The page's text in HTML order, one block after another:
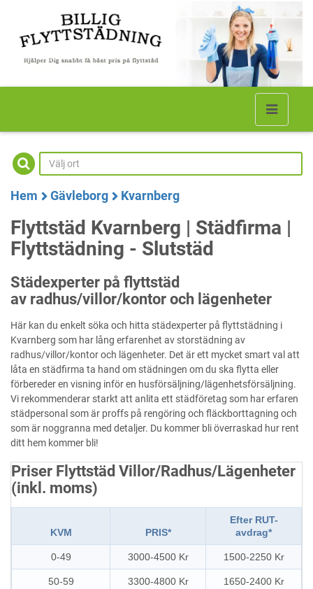
Hem Gävleborg Kvarnberg
Flyttstäd Kvarnberg | Städfirma |
Flyttstädning - Slutstäd
Städexperter på flyttstäd
av radhus/villor/kontor och lägenheter
Här kan du enkelt söka och hitta städexperter på flyttstädning i
Kvarnberg som har lång erfarenhet av storstädning av
radhus/villor/kontor och lägenheter. Det är ett mycket smart val att
låta en städfirma ta hand om städningen om du ska flytta eller
förbereder en visning inför en husförsäljning/lägenhetsförsäljning.
Vi rekommenderar starkt att anlita ett städföretag som har erfaren
städpersonal som är proffs på rengöring och fläckborttagning och
som är noggranna med detaljer. Du kommer bli överraskad hur rent
ditt hem kommer bli!
Priser Flyttstäd Villor/Radhus/Lägenheter
(inkl. moms)
KVM PRIS*
Efter RUT-
avdrag*
0-49 3000-4500 Kr 1500-2250 Kr
50-59 3300-4800 Kr 1650-2400 Kr